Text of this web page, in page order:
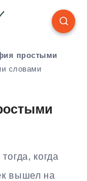
простыми
словами
когда
вышел на